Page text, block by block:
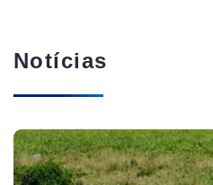
Notícias